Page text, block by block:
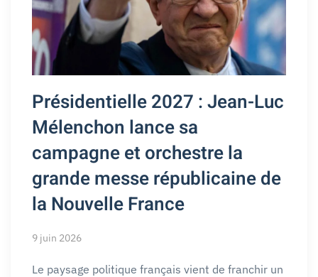
Présidentielle 2027 : Jean-Luc
Mélenchon lance sa
campagne et orchestre la
grande messe républicaine de
la Nouvelle France
9 juin 2026
Le paysage politique français vient de franchir un